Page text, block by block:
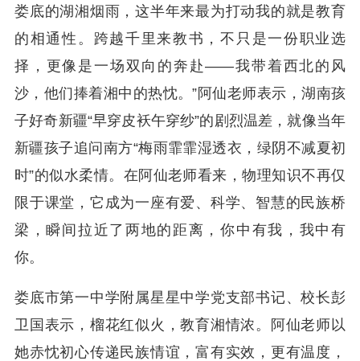
娄底的湖湘烟雨，这半年来最为打动我的就是教育
的相通性。跨越千里来教书，不只是一份职业选
择，更像是一场双向的奔赴——我带着西北的风
沙，他们捧着湘中的热忱。”阿仙老师表示，湖南孩
子好奇新疆“早穿皮袄午穿纱”的剧烈温差，就像当年
新疆孩子追问南方“梅雨霏霏湿透衣，绿阴不减夏初
时”的似水柔情。在阿仙老师看来，物理知识不再仅
限于课堂，它成为一座有爱、科学、智慧的民族桥
梁，瞬间拉近了两地的距离，你中有我，我中有
你。
娄底市第一中学附属星星中学党支部书记、校长彭
卫国表示， 榴花红似火，教育湘情浓。
阿仙老师以
她赤忱初心传递民族情谊，富有实效，更有温度，